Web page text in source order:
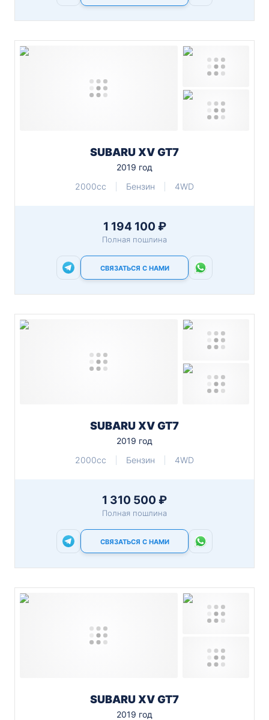
SUBARU XV GT7
2019 год
2000cc
Бензин 4WD
1 194 100 ₽
Полная пошлина
СВЯЗАТЬСЯ С НАМИ
SUBARU XV GT7
2019 год
2000cc
Бензин 4WD
1 310 500 ₽
Полная пошлина
СВЯЗАТЬСЯ С НАМИ
SUBARU XV GT7
2019 год